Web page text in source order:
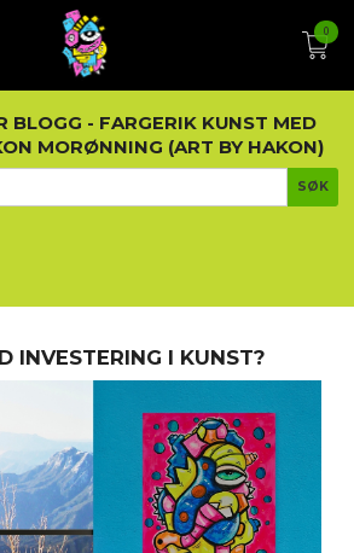
0
BLOGG - FARGERIK KUNST MED
MORØNNING (ART BY HAKON)
INVESTERING I KUNST?